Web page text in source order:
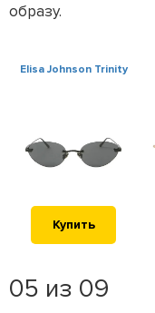
образу.
Elisa Johnson Trinity
Купить
05 из 09